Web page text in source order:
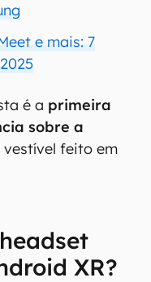
e mais: 7
é a primeira
sobre a
vestível feito em
XR?